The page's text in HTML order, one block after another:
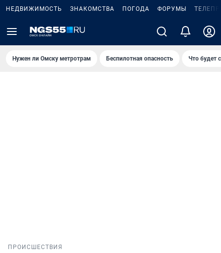
НЕДВИЖИМОСТЬ ЗНАКОМСТВА ПОГОДА ФОРУМЫ
Нужен ли Омску метротрам Беспилотная опасность Что будет
ПРОИСШЕСТВИЯ